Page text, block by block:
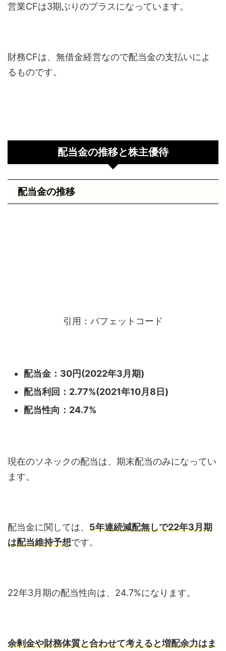
営業CFは3期ぶりのプラスになっています。
財務CFは、無借金経営なので配当金の支払いによ
るものです。
配当金の推移と株主優待
配当金の推移
引用：バフェットコード
配当金：30円(2022年3月期)
配当利回：2.77%(2021年10月8日)
配当性向：24.7%
現在のソネックの配当は、期末配当のみになってい
ます。
配当金に関しては、 5年連続減配無しで22年3月期
は配当維持予想です。
22年3月期の配当性向は、24.7%になります。
余剰金や財務体質と合わせて考えると増配余力はま